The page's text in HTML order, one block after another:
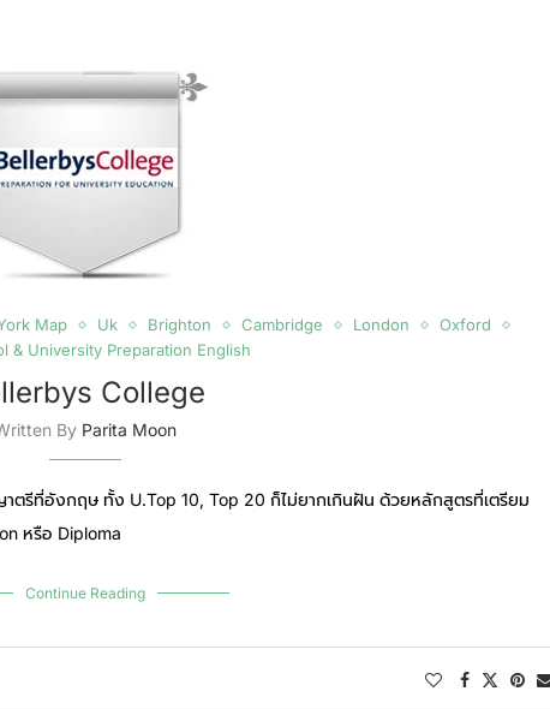
Map Uk Brighton Cambridge London
Oxford
& University Preparation English
College
By Parita Moon
ตรีที่อังกฤษ ทั้ง U.Top 10, Top 20 ก็ไม่ยากเกินฝัน ด้วยหลักสูตรที่เตรียม
หรือ Diploma
Continue Reading